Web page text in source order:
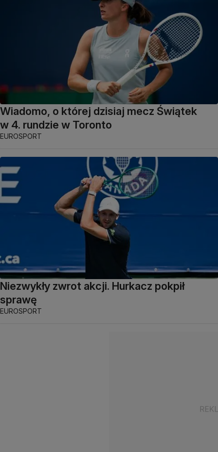
Wiadomo, o której dzisiaj mecz Świątek
w 4. rundzie w Toronto
EUROSPORT
Niezwykły zwrot akcji. Hurkacz pokpił
sprawę
EUROSPORT